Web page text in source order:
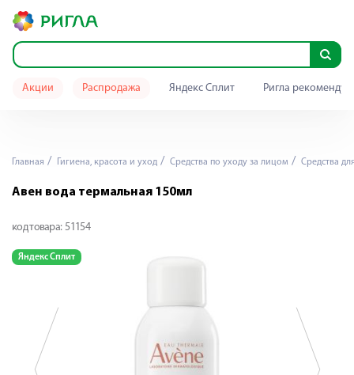
Акции Распродажа Яндекс Сплит Ригла
Главная Гигиена, красота и уход Средства по уходу за лицом Средства
Авен вода термальная 150мл
код товара: 51154
Яндекс Сплит